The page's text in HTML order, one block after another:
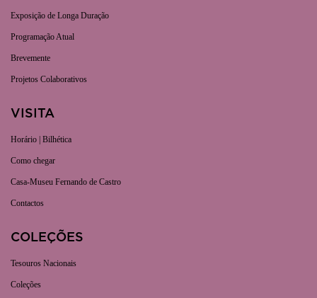
Exposição de Longa Duração
Programação Atual
Brevemente
Projetos Colaborativos
VISITA
Horário | Bilhética
Como chegar
Casa-Museu Fernando de Castro
Contactos
COLEÇÕES
Tesouros Nacionais
Coleções